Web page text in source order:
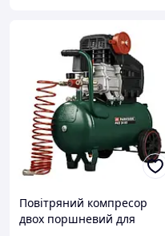
Повітряний компресор
двох поршневий для